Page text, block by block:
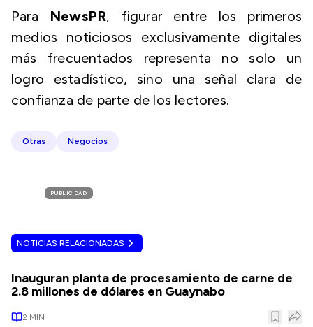
Para NewsPR, figurar entre los primeros
medios noticiosos exclusivamente digitales
más frecuentados representa no solo un
logro estadístico, sino una señal clara de
confianza de parte de los lectores.
Otras Negocios
PUBLICIDAD
NOTICIAS RELACIONADAS
Inauguran planta de procesamiento de carne de
2.8 millones de dólares en Guaynabo
2 MIN